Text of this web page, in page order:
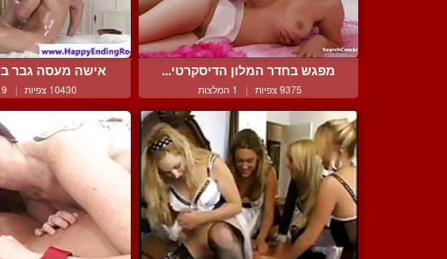
מפגש בחדר המלון הדיסקרטי...
9375 צפיות | 1 המלצות
אישה מעסה גבר
10430 צפיות | 9 המלצות